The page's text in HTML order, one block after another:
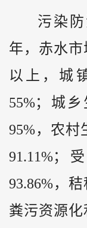
污染
年，赤水市
以上，城
55%；城
95%，农村
91.11%；
93.86%，
粪污资源化